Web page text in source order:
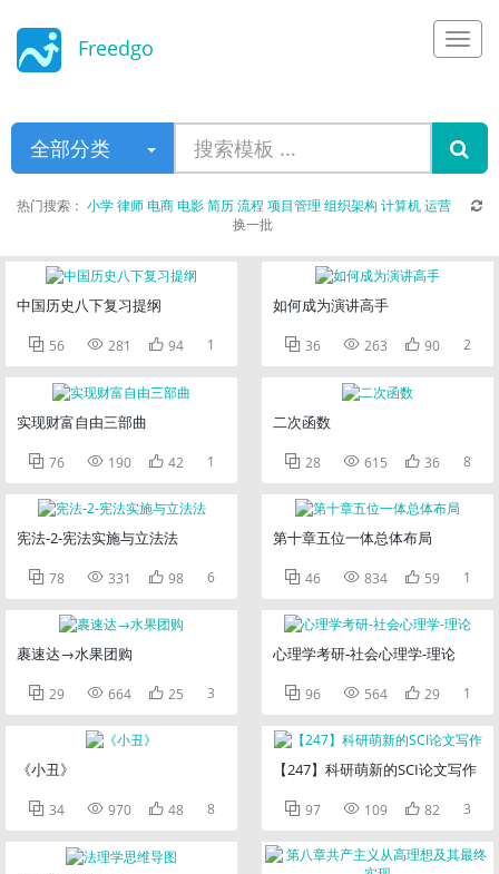
Freedgo
全部分类
热门搜索： 小学律师电商电影简历流程 项目管理 组织架构 计算机运营
换一批
中国历史八下复习提纲
 56  281  94 1
实现财富自由三部曲
 76  190  42 1
宪法-2-宪法实施与立法法
 78  331  98 6
裹速达→水果团购
 29  664  25 3
《小丑》
 34  970  48 8
如何成为演讲高手
 36  263  90 2
二次函数
 28  615  36 8
第十章五位一体总体布局
 46  834  59 1
心理学考研-社会心理学-理论
 96  564  29 1
【247】科研萌新的SCI论文写作
 97  109  82 3